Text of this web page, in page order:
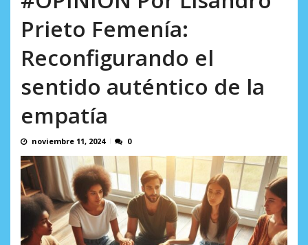
Prieto Femenía:
Reconfigurando el
sentido auténtico de la
empatía
noviembre 11, 2024 0